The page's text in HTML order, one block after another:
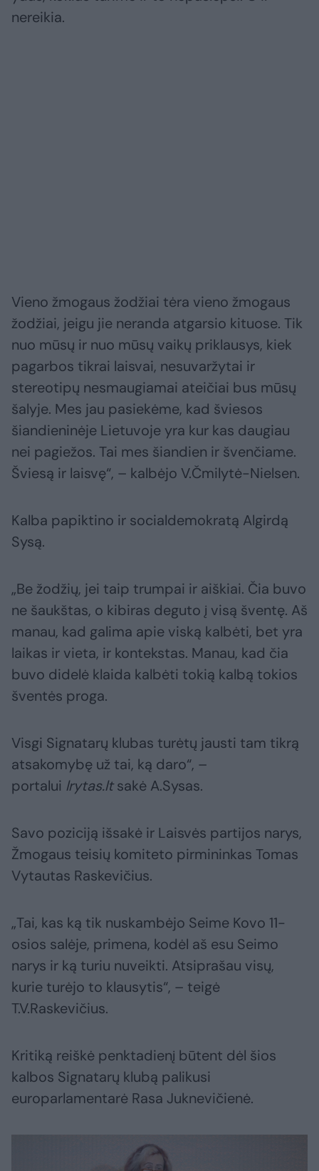
nereikia.
Vieno žmogaus žodžiai tėra vieno žmogaus
žodžiai, jeigu jie neranda atgarsio kituose. Tik
nuo mūsų ir nuo mūsų vaikų priklausys, kiek
pagarbos tikrai laisvai, nesuvaržytai ir
stereotipų nesmaugiamai ateičiai bus mūsų
šalyje. Mes jau pasiekėme, kad šviesos
šiandieninėje Lietuvoje yra kur kas daugiau
nei pagiežos. Tai mes šiandien ir švenčiame.
Šviesą ir laisvę“, – kalbėjo V.Čmilytė-Nielsen.
Kalba papiktino ir socialdemokratą Algirdą
Sysą.
„Be žodžių, jei taip trumpai ir aiškiai. Čia buvo
ne šaukštas, o kibiras deguto į visą šventę. Aš
manau, kad galima apie viską kalbėti, bet yra
laikas ir vieta, ir kontekstas. Manau, kad čia
buvo didelė klaida kalbėti tokią kalbą tokios
šventės proga.
Visgi Signatarų klubas turėtų jausti tam tikrą
atsakomybę už tai, ką daro“, –
portalui lrytas.ltsakė A.Sysas.
Savo poziciją išsakė ir Laisvės partijos narys,
Žmogaus teisių komiteto pirmininkas Tomas
Vytautas Raskevičius.
„Tai, kas ką tik nuskambėjo Seime Kovo 11-
osios salėje, primena, kodėl aš esu Seimo
narys ir ką turiu nuveikti. Atsiprašau visų,
kurie turėjo to klausytis“, – teigė
T.V.Raskevičius.
Kritiką reiškė penktadienį būtent dėl šios
kalbos Signatarų klubą palikusi
europarlamentarė Rasa Juknevičienė.